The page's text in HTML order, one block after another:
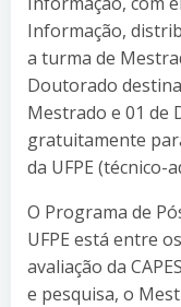
Informação,
a turma de
Doutorado
Mestrado e 01 de
gratuitamente
da UFPE (técnico-
O Programa de
UFPE está entre
avaliação da
e pesquisa, o